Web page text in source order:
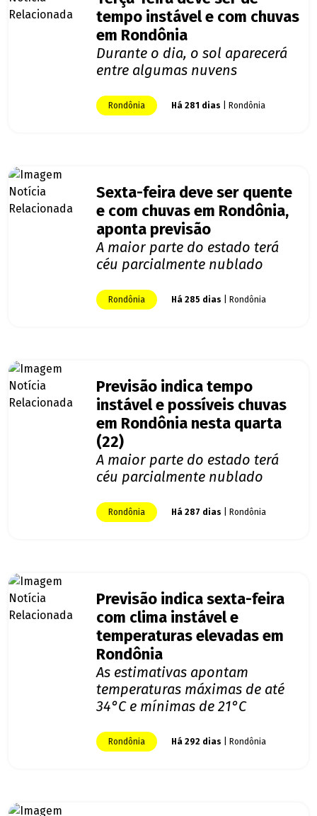
tempo instável e com chuvas
em Rondônia
Durante o dia, o sol aparecerá
entre algumas nuvens
Rondônia Há 281 dias | Rondônia
Sexta-feira deve ser quente
e com chuvas em Rondônia,
aponta previsão
A maior parte do estado terá
céu parcialmente nublado
Rondônia Há 285 dias | Rondônia
Previsão indica tempo
instável e possíveis chuvas
em Rondônia nesta quarta
(22)
A maior parte do estado terá
céu parcialmente nublado
Rondônia Há 287 dias | Rondônia
Previsão indica sexta-feira
com clima instável e
temperaturas elevadas em
Rondônia
As estimativas apontam
temperaturas máximas de até
34°C e mínimas de 21°C
Rondônia Há 292 dias | Rondônia